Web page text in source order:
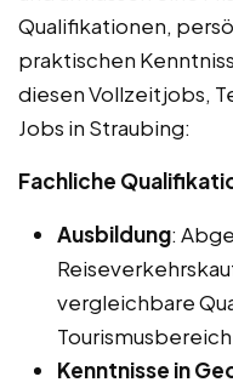
Qualifikationen,
praktischen
diesen Vollzeitjobs,
Jobs in Straubing:
Fachliche
Ausbildung:
vergleichbare
Kenntnisse in